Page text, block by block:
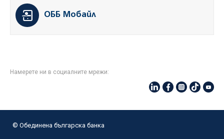
ОББ Мобайл
Намерете ни в социалните мрежи:
© Oбединена българска банка